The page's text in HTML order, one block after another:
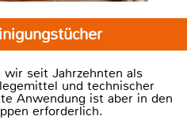
seit Jahrzehnten als
und technischer
Anwendung ist aber in den
erforderlich.